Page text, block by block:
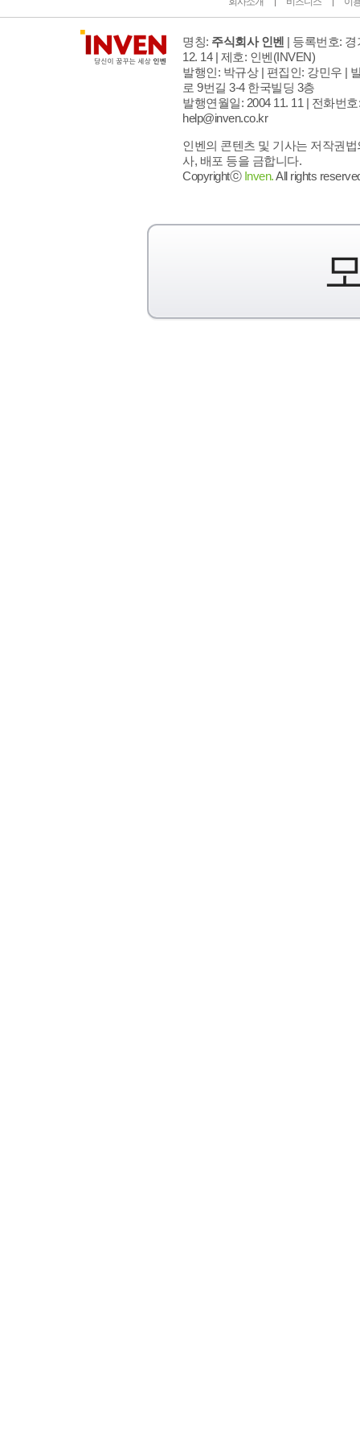
명칭: 주식회사 인벤 | 등록번호:
12. 14 | 제호: 인벤(INVEN)
발행인: 박규상 | 편집인: 강민우 |
로 9번길 3-4 한국빌딩 3층
발행연월일: 2004 11. 11 | 전화번호
help@inven.co.kr
인벤의 콘텐츠 및 기사는 저작권
사, 배포 등을 금합니다.
Copyrightⓒ Inven.All rights